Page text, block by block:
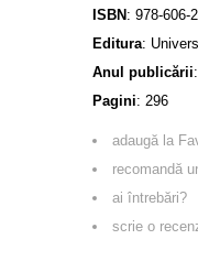
ISBN : 978-606-
Editura:
Anul publicării:
Pagini: 296
adaugă la
recomandă
ai întrebări?
scrie o